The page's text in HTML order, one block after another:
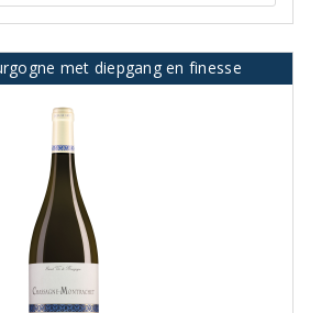
met diepgang en finesse